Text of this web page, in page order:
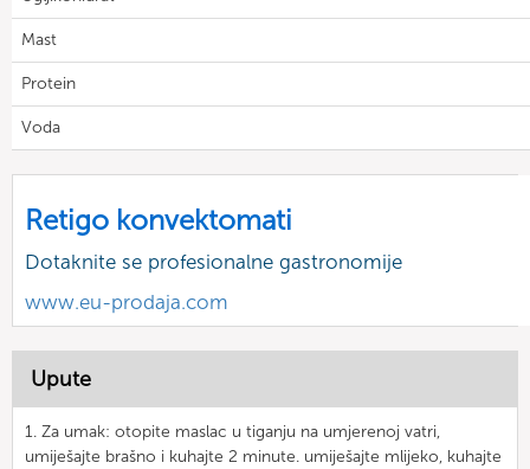
Mast
Protein
Voda
Retigo konvektomati
Dotaknite se profesionalne gastronomije
www.eu-prodaja.com
Upute
1. Za umak: otopite maslac u tiganju na umjerenoj vatri,
umiješajte brašno i kuhajte 2 minute. umiješajte mlijeko, kuhajte